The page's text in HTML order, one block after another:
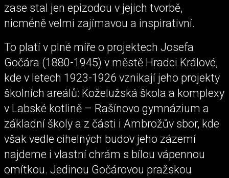
zase stal jen epizodou v jejich tvorbě,
nicméně velmi zajímavou a inspirativní.
To platí v plné míře o projektech Josefa
Gočára (1880-1945) v městě Hradci Králové,
kde v letech 1923-1926 vznikají jeho projekty
školních areálů: Koželužská škola a komplexy
v Labské kotlině – Rašínovo gymnázium a
základní školy a z části i Ambrožův sbor, kde
však vedle cihelných budov jeho zázemí
najdeme i vlastní chrám s bílou vápennou
omítkou. Jedinou Gočárovou pražskou